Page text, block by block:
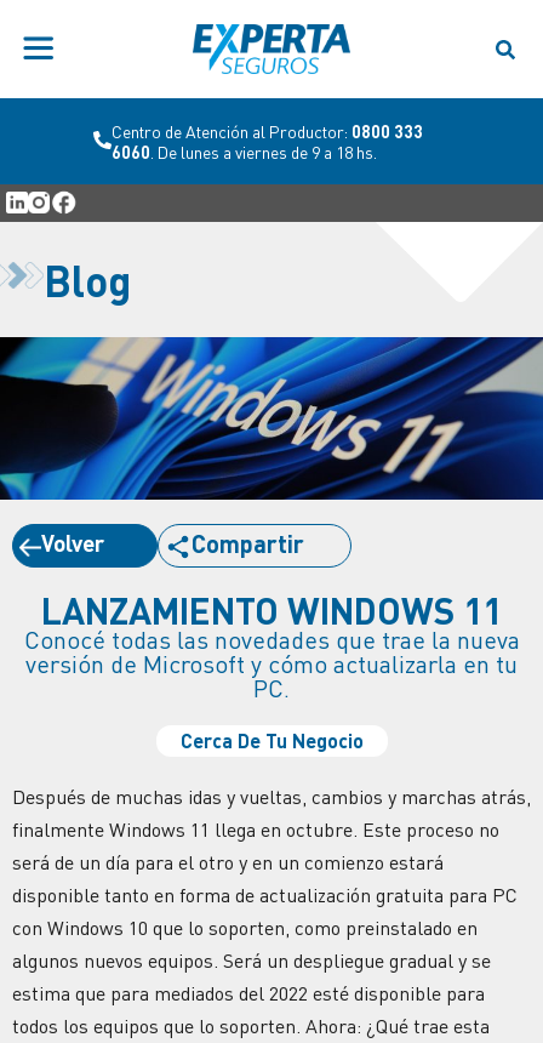
Centro de Atención al Productor: 0800 333
6060 . De lunes a viernes de 9 a 18 hs.
Blog
Volver Compartir
LANZAMIENTO WINDOWS 11
Conocé todas las novedades que trae la nueva
versión de Microsoft y cómo actualizarla en tu
PC.
Cerca De Tu Negocio
Después de muchas idas y vueltas, cambios y marchas atrás,
finalmente Windows 11 llega en octubre. Este proceso no
será de un día para el otro y en un comienzo estará
disponible tanto en forma de actualización gratuita para PC
con Windows 10 que lo soporten, como preinstalado en
algunos nuevos equipos. Será un despliegue gradual y se
estima que para mediados del 2022 esté disponible para
todos los equipos que lo soporten. Ahora: ¿Qué trae esta